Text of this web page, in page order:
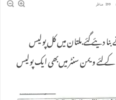
199 مناظر
دیئے گئے.ملتان میں‌ کل پولیس
جبکہ خواتین کے لئے ویمن سنٹر میں‌بھی ایک پولیس